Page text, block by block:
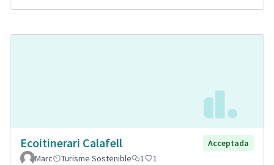
Ecoitinerari Calafell
Acceptada
Marc
Turisme Sostenible 1 1